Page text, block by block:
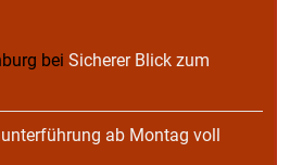
bei Sicherer Blick zum
ab Montag voll